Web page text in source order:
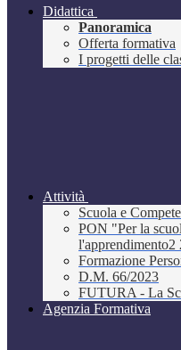
Didattica
Panoramica
Offerta formativa
I progetti delle
Attività
Scuola e
PON "Per la
l'apprendimento2
Formazione
D.M. 66/2023
FUTURA - La
Agenzia Formativa